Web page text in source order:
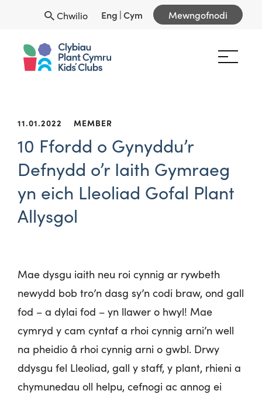
Chwilio Eng |Cym Mewngofnodi
11.01.2022 MEMBER
10 Ffordd o Gynyddu’r
Defnydd o’r Iaith Gymraeg
yn eich Lleoliad Gofal Plant
Allysgol
Mae dysgu iaith neu roi cynnig ar rywbeth
newydd bob tro’n dasg sy’n codi braw, ond gall
fod – a dylai fod – yn llawer o hwyl! Mae
cymryd y cam cyntaf a rhoi cynnig arni’n well
na pheidio â rhoi cynnig arni o gwbl. Drwy
ddysgu fel Lleoliad, gall y staff, y plant, rhieni a
chymunedau oll helpu, cefnogi ac annog ei